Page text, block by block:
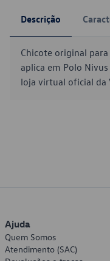
Descrição
Chicote original
aplica em Polo
loja virtual oficial da
Ajuda
Quem Somos
Atendimento (SAC)